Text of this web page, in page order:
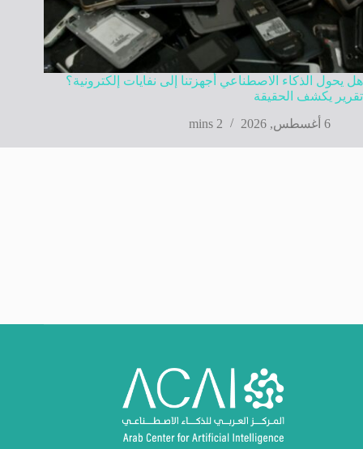
هل يحول الذكاء الاصطناعي أجهزتنا إلى نفايات إلكترونية؟
تقرير يكشف الحقيقة
6 أغسطس, 2026
2 mins